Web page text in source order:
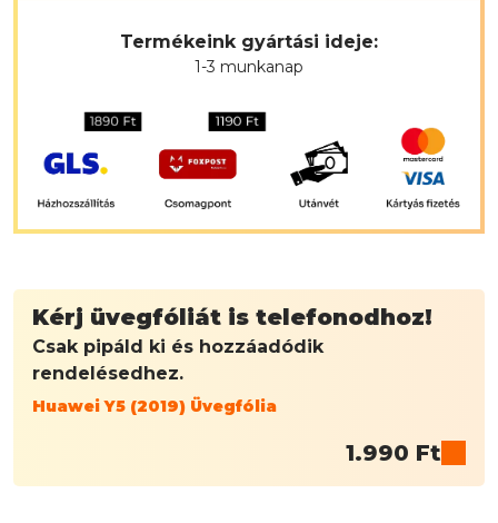
Termékeink gyártási ideje:
1-3 munkanap
Kérj üvegfóliát is telefonodhoz!
Csak pipáld ki és hozzáadódik
rendelésedhez.
Huawei Y5 (2019) Üvegfólia
1.990 Ft